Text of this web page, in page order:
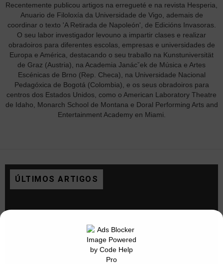
Recentemente publicou artigos na erregueté e na revista Hesperia,
Anuario de Filoloxía da Universidade de Vigo, ademais de
coordinar o texto 'A Retirada de Napoleón', de Edicións Invasoras.
O seu labor investigador levouno a impartir clases e realizar
obradoiros para diferentes escolas, empresas e universidades de
Europa e América, destacando o seu traballo na Kunstuniversität
de Graz (Austria), na Academia Janácˇek de Música e Artes
Escénicas de Brno (Rep. Checa), na Universidade Nacional
Pedagóxica de Bogotá (Colombia), e os seus obradoiros para
centros dos Estados Unidos, como o American Laboratory Theatre
de Idaho, Monarch School de Montana e Doral Performing Arts and
Entertainment Academy en Miami.
ÚLTIMOS ARTIGOS